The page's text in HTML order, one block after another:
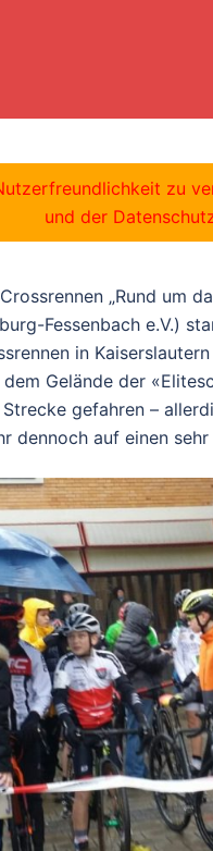
„Rund um
Fessenbach e.V.)
in
Gelände der
gefahren –
dennoch auf einen
zu
und der